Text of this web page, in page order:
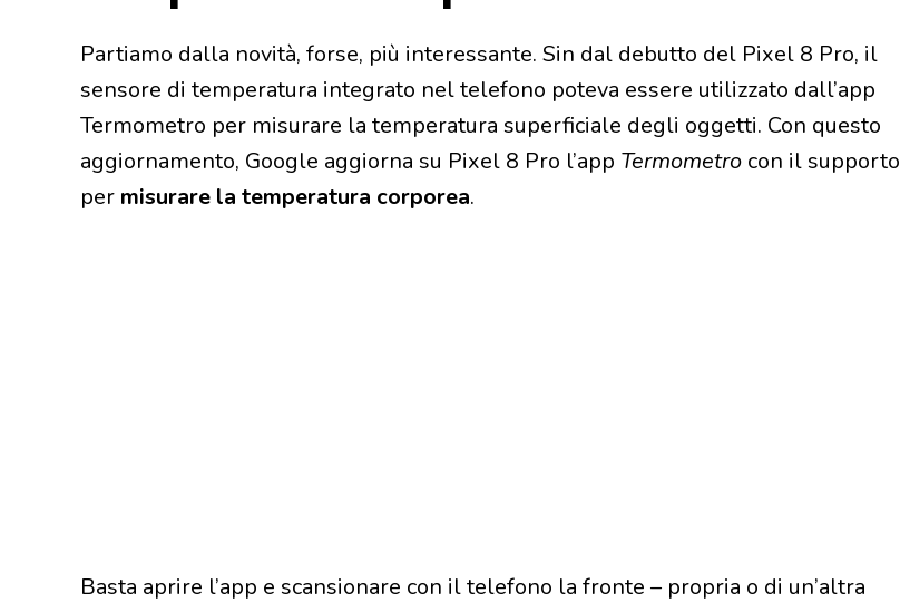
Partiamo dalla novità, forse, più interessante. Sin dal debutto del Pixel 8 Pro, il
sensore di temperatura integrato nel telefono poteva essere utilizzato dall’app
Termometro per misurare la temperatura superficiale degli oggetti. Con questo
aggiornamento, Google aggiorna su Pixel 8 Pro l’app Termometro con il supporto
per misurare la temperatura corporea.
Basta aprire l’app e scansionare con il telefono la fronte – propria o di un’altra